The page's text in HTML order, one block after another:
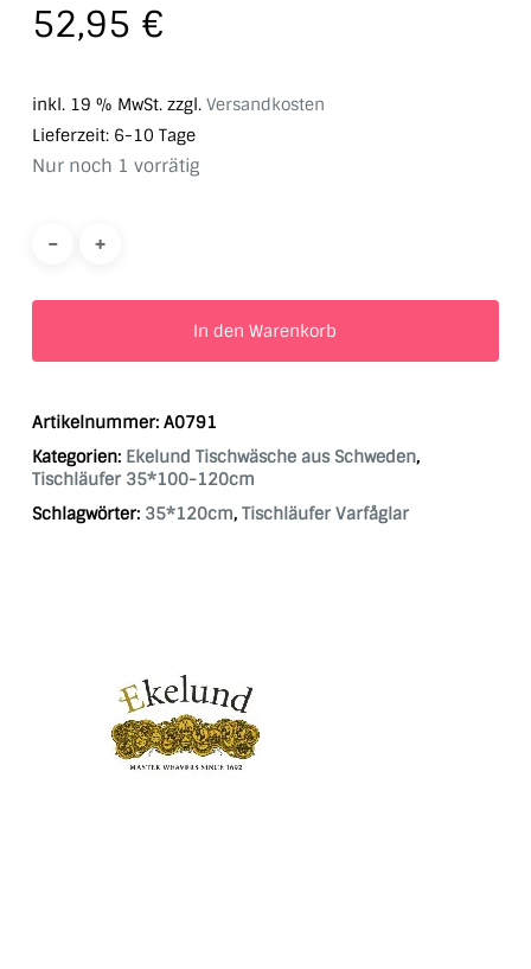
52,95 €
inkl. 19 % MwSt. zzgl. Versandkosten
Lieferzeit: 6-10 Tage
Nur noch 1 vorrätig
In den Warenkorb
Artikelnummer: A0791
Kategorien: Ekelund Tischwäsche aus Schweden,
Tischläufer 35*100-120cm
Schlagwörter: 35*120cm, Tischläufer Varfåglar